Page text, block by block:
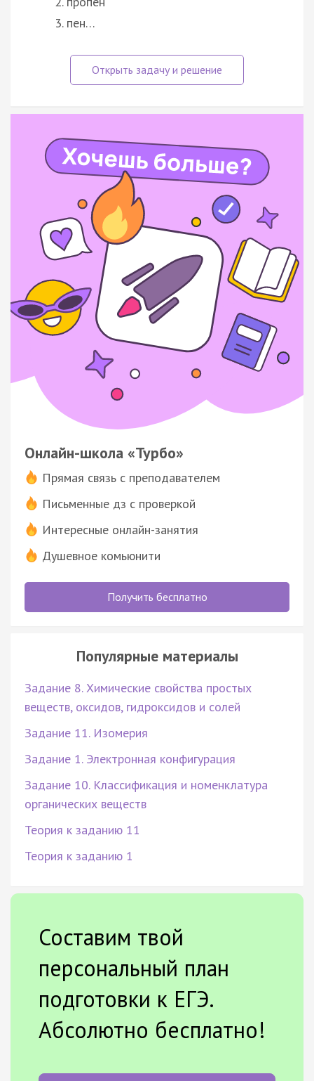
пен…
Онлайн-школа «Турбо»
Прямая связь с преподавателем
Письменные дз с проверкой
Интересные онлайн-занятия
Душевное комьюнити
Получить бесплатно
Популярные материалы
Задание 8. Химические свойства простых
веществ, оксидов, гидроксидов и солей
Задание 11. Изомерия
Задание 1. Электронная конфигурация
Задание 10. Классификация и номенклатура
органических веществ
Теория к заданию 11
Теория к заданию 1
Составим твой
персональный план
подготовки к ЕГЭ.
Абсолютно бесплатно!